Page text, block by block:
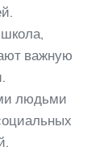
важную
людьми